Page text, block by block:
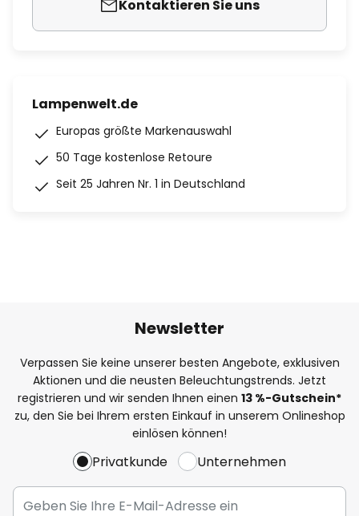
Kontaktieren Sie uns
Lampenwelt.de
Europas größte Markenauswahl
50 Tage kostenlose Retoure
Seit 25 Jahren Nr. 1 in Deutschland
Newsletter
Verpassen Sie keine unserer besten Angebote, exklusiven
Aktionen und die neusten Beleuchtungstrends. Jetzt
registrieren und wir senden Ihnen einen 13 %-Gutschein*
zu, den Sie bei Ihrem ersten Einkauf in unserem Onlineshop
einlösen können!
Privatkunde Unternehmen